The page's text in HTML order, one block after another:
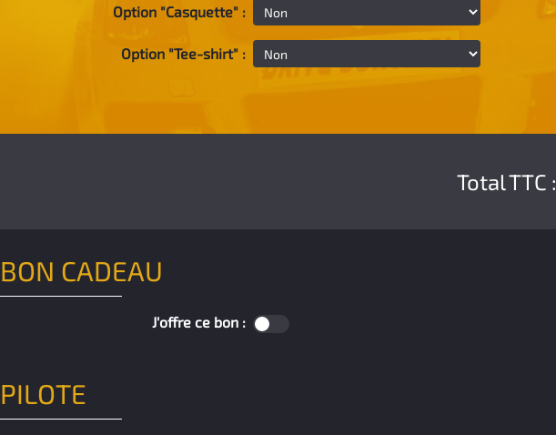
Option "Casquette" :
Option "Tee-shirt" :
Total TTC :
BON CADEAU
J'offre ce bon :
PILOTE